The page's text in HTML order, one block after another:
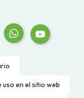
en el sitio web